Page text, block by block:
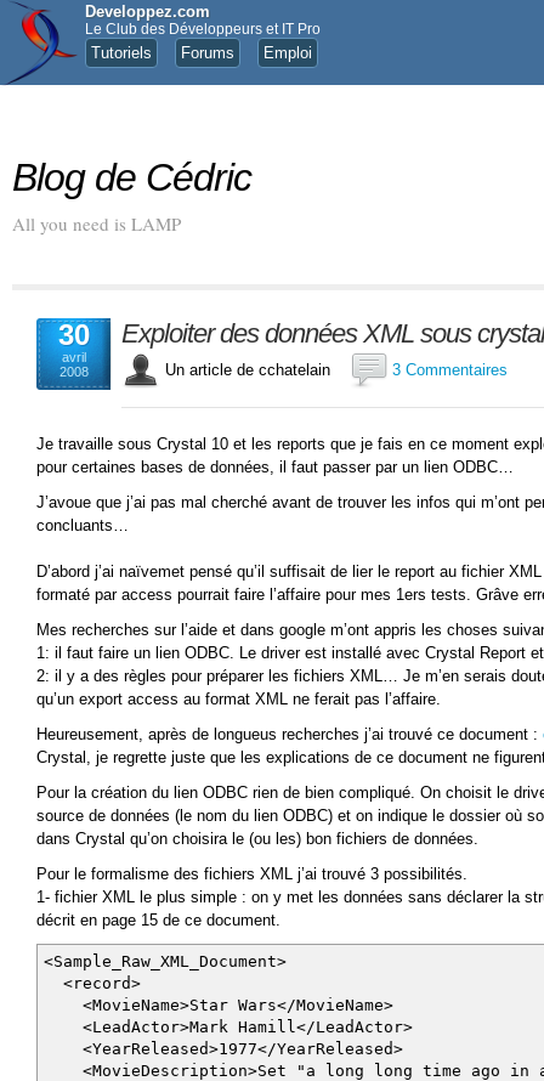
Developpez.com
Le Club des Développeurs et IT Pro
Tutoriels Forums Emploi
Blog de Cédric
All you need is LAMP
30
avril
2008
Exploiter des données XML sous crystal
Un article de cchatelain 3 Commentaires
Je travaille sous Crystal 10 et les reports que je fais en ce moment
pour certaines bases de données, il faut passer par un lien ODBC…
J’avoue que j’ai pas mal cherché avant de trouver les infos qui m’ont
concluants…
D’abord j’ai naïvemet pensé qu’il suffisait de lier le report au fichier
formaté par access pourrait faire l’affaire pour mes 1ers tests. Grâve
Mes recherches sur l’aide et dans google m’ont appris les choses
1: il faut faire un lien ODBC. Le driver est installé avec Crystal Report
2: il y a des règles pour préparer les fichiers XML… Je m’en serais
qu’un export access au format XML ne ferait pas l’affaire.
Heureusement, après de longueus recherches j’ai trouvé ce document :
Crystal, je regrette juste que les explications de ce document ne
Pour la création du lien ODBC rien de bien compliqué. On choisit le
source de données (le nom du lien ODBC) et on indique le dossier où
dans Crystal qu’on choisira le (ou les) bon fichiers de données.
Pour le formalisme des fichiers XML j’ai trouvé 3 possibilités.
1- fichier XML le plus simple : on y met les données sans déclarer la
décrit en page 15 de ce document.
<Sample_Raw_XML_Document>
<record>
<MovieName>Star Wars</MovieName>
<LeadActor>Mark Hamill</LeadActor>
<YearReleased>1977</YearReleased>
<MovieDescription>Set "a long long time ago in